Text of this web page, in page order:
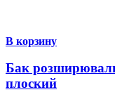
В корзину
Бак
плоский